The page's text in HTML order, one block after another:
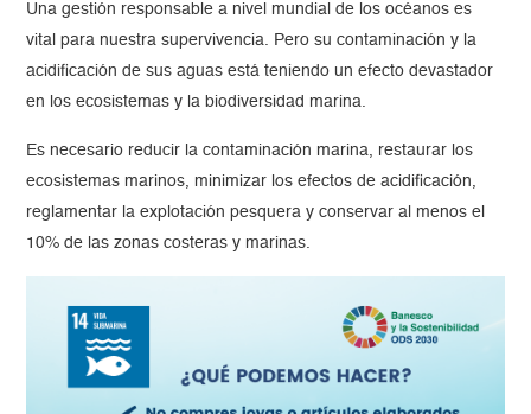
Una gestión responsable a nivel mundial de los océanos es
vital para nuestra supervivencia. Pero su contaminación y la
acidificación de sus aguas está teniendo un efecto devastador
en los ecosistemas y la biodiversidad marina.
Es necesario reducir la contaminación marina, restaurar los
ecosistemas marinos, minimizar los efectos de acidificación,
reglamentar la explotación pesquera y conservar al menos el
10% de las zonas costeras y marinas.